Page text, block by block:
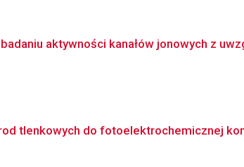
aktywności kanałów jonowych z
tlenkowych do fotoelektrochemicznej